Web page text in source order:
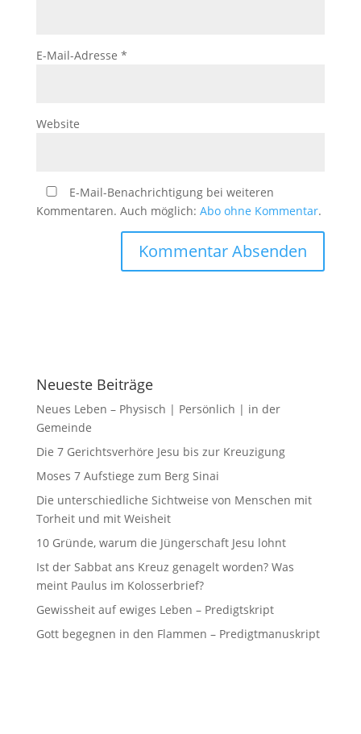
E-Mail-Adresse *
Website
E-Mail-Benachrichtigung bei weiteren
Kommentaren. Auch möglich: Abo ohne Kommentar.
Neueste Beiträge
Neues Leben – Physisch | Persönlich | in der
Gemeinde
Die 7 Gerichtsverhöre Jesu bis zur Kreuzigung
Moses 7 Aufstiege zum Berg Sinai
Die unterschiedliche Sichtweise von Menschen mit
Torheit und mit Weisheit
10 Gründe, warum die Jüngerschaft Jesu lohnt
Ist der Sabbat ans Kreuz genagelt worden? Was
meint Paulus im Kolosserbrief?
Gewissheit auf ewiges Leben – Predigtskript
Gott begegnen in den Flammen – Predigtmanuskript